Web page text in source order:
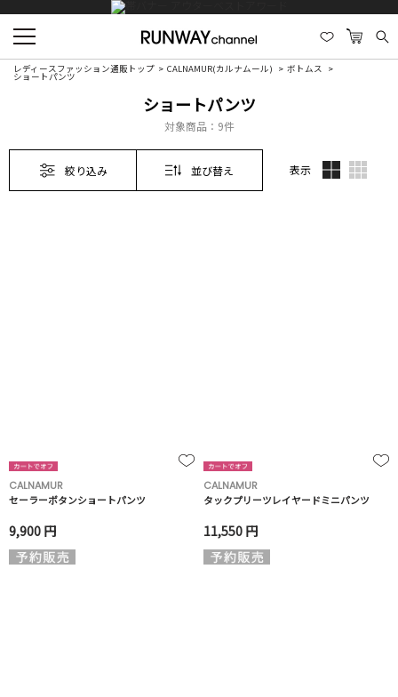
レディースファッション通販トップ CALNAMUR(カルナムール) ボトムス
ショートパンツ
ショートパンツ
対象商品： 9件
絞り込み 並び替え 表示
CALNAMUR
セーラーボタンショートパンツ
9,900 円
CALNAMUR
タックプリーツレイヤードミニパンツ
11,550 円